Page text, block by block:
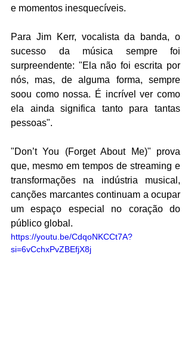
e momentos inesquecíveis.
Para Jim Kerr, vocalista da banda, o
sucesso da música sempre foi
surpreendente: "Ela não foi escrita por
nós, mas, de alguma forma, sempre
soou como nossa. É incrível ver como
ela ainda significa tanto para tantas
pessoas".
"Don’t You (Forget About Me)" prova
que, mesmo em tempos de streaming e
transformações na indústria musical,
canções marcantes continuam a ocupar
um espaço especial no coração do
público global.
https://youtu.be/CdqoNKCCt7A?
si=6vCchxPvZBEfjX8j